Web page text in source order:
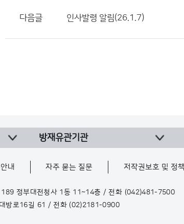
다음글 인사발령 알림(26.1.7)
방재유관기관
내 자주 묻는 질문 저작권보호 및 정책
정부대전청사 1동 11~14층 / 전화 (042)481-7500
방로16길 61 / 전화 (02)2181-0900